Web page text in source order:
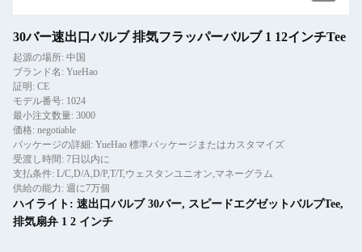
30バー速出口バルブ 排気フラッパーバルブ 1 12インチTee
起源の場所: 中国
ブランド名: YueHao
証明: CE
モデル番号: 1024
最小注文数量: 3000
価格: negotiable
パッケージの詳細: YueHao 標準パッケージまたはカスタマイズ
受渡し時間: 7日以内に
支払条件: L/C,D/A,D/P,T/T,ウェスタンユニオン,マネーグラム
供給の能力: 週に7万個
ハイライト: 速出口バルブ 30バー, スピードエグゼットバルブTee,
排気扇弁 1 2 インチ